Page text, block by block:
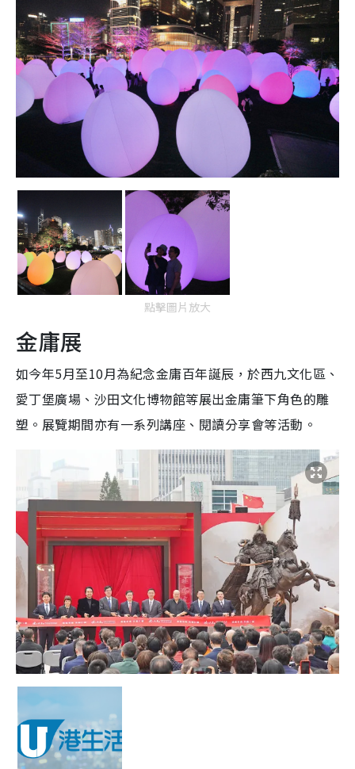
點擊圖片放大
金庸展
如今年5月至10月為紀念金庸百年誕辰，於西九文化區、
愛丁堡廣場、沙田文化博物館等展出金庸筆下角色的雕
塑。展覽期間亦有一系列講座、閱讀分享會等活動。